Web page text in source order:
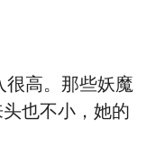
高。那些妖魔
也不小，她的